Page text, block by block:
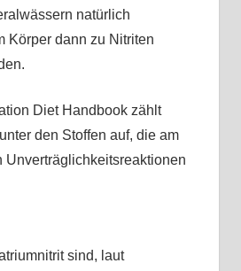
natürlich
Körper dann zu Nitriten
Diet Handbook zählt
den Stoffen auf, die am
Unverträglichkeitsreaktionen
sind, laut